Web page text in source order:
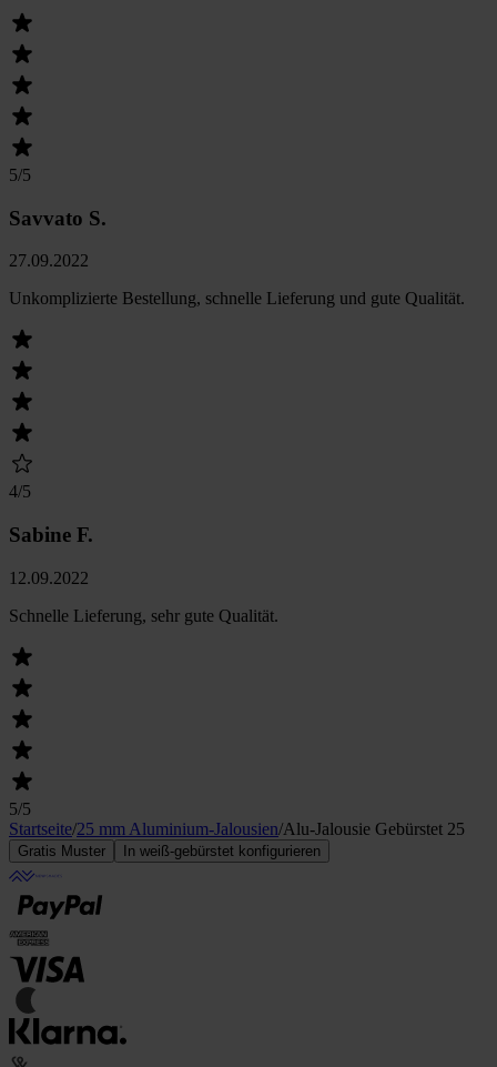
5/5
Savvato S.
27.09.2022
Unkomplizierte Bestellung, schnelle Lieferung und gute Qualität.
4/5
Sabine F.
12.09.2022
Schnelle Lieferung, sehr gute Qualität.
5/5
Startseite/25 mm Aluminium-Jalousien/Alu-Jalousie Gebürstet 25
Gratis Muster In weiß-gebürstet konfigurieren